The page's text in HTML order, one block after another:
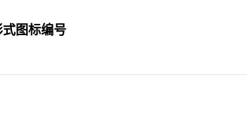
图标编号